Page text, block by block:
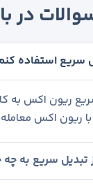
در
سریع استفاده
ریون اکس به
ریون اکس
تبدیل سریع به چه